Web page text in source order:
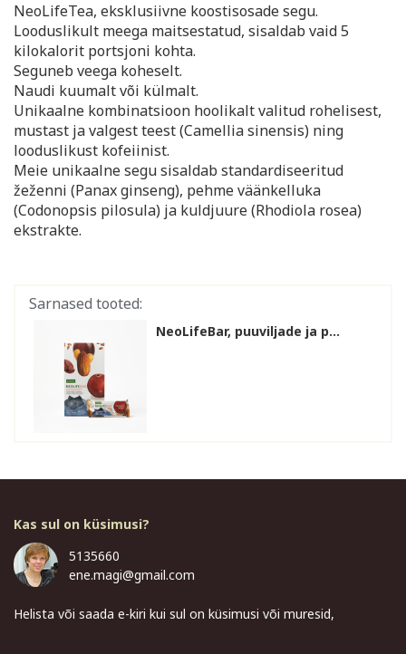
NeoLifeTea, eksklusiivne koostisosade segu.
Looduslikult meega maitsestatud, sisaldab vaid 5
kilokalorit portsjoni kohta.
Seguneb veega koheselt.
Naudi kuumalt või külmalt.
Unikaalne kombinatsioon hoolikalt valitud rohelisest,
mustast ja valgest teest (Camellia sinensis) ning
looduslikust kofeiinist.
Meie unikaalne segu sisaldab standardiseeritud
žeženni (Panax ginseng), pehme väänkelluka
(Codonopsis pilosula) ja kuldjuure (Rhodiola rosea)
ekstrakte.
Sarnased tooted:
NeoLifeBar, puuviljade ja p...
Kas sul on küsimusi?
5135660
ene.magi@gmail.com
Helista või saada e-kiri kui sul on küsimusi või muresid,